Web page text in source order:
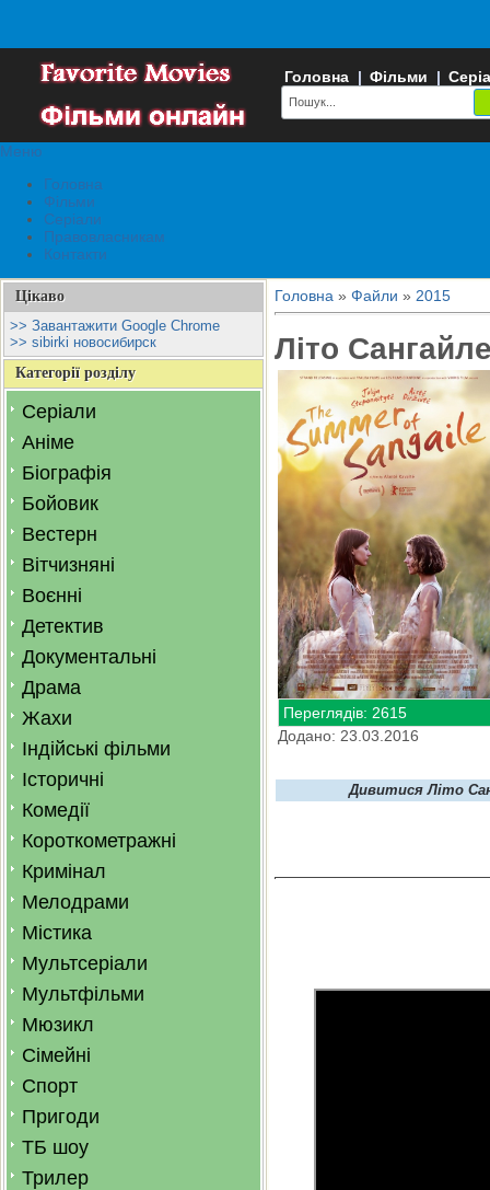
Головна | Фільми |
Меню
Головна
Фільми
Серіали
Правовласникам
Контакти
Цікаво
>> Завантажити Google Chrome
>> sibirki новосибирск
Категорії розділу
Серіали
Аніме
Біографія
Бойовик
Вестерн
Вітчизняні
Воєнні
Детектив
Документальні
Драма
Жахи
Індійські фільми
Історичні
Комедії
Короткометражні
Кримінал
Мелодрами
Містика
Мультсеріали
Мультфільми
Мюзикл
Сімейні
Спорт
Пригоди
ТБ шоу
Трилер
Головна » Файли » 2015
Літо
Переглядів: 2615
Додано: 23.03.2016
Дивитися Літо